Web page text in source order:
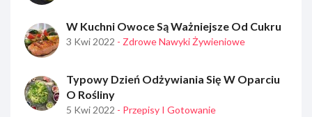
W Kuchni Owoce Są Ważniejsze Od Cukru
3 Kwi 2022 - Zdrowe Nawyki Żywieniowe
Typowy Dzień Odżywiania Się W Oparciu
O Rośliny
5 Kwi 2022 - Przepisy I Gotowanie